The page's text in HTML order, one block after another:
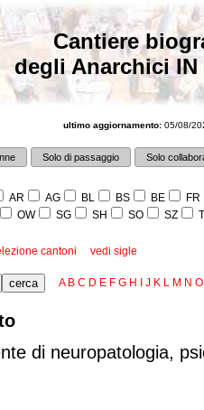
Cantiere
degli Anarchici IN
ultimo aggiornamento: 05/08/
Solo di passaggio Solo
AR AG BL BS BE
FR
OW SG SH SO SZ
cantoni vedi sigle
A B C D E F G H J K L M N O
di neuropatologia,